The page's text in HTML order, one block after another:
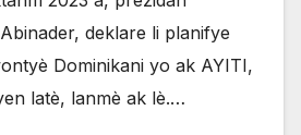
deklare li planifye
Dominikani yo ak AYITI,
latè, lanmè ak lè.…